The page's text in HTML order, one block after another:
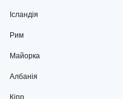
Ісландія
Рим
Майорка
Албанія
Кіпр